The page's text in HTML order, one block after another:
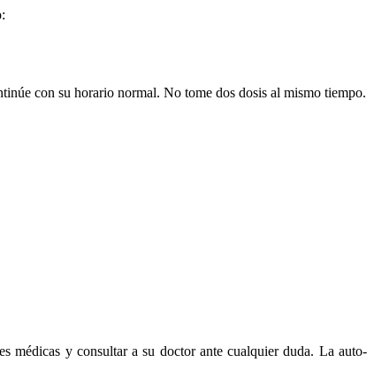
con su horario normal. No tome dos dosis al mismo tiempo.
médicas y consultar a su doctor ante cualquier duda. La auto-